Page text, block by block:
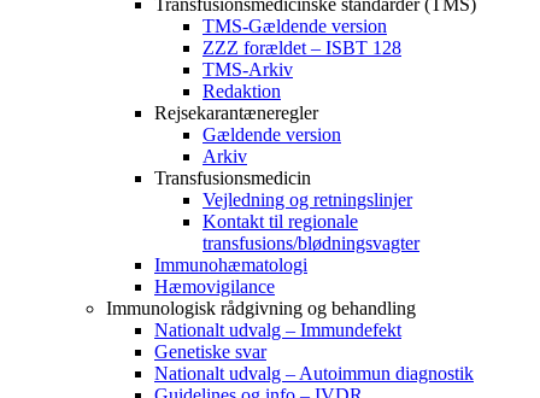
Transfusionsmedicinske standarder (TMS)
TMS-Gældende version
ZZZ forældet – ISBT 128
TMS-Arkiv
Redaktion
Rejsekarantæneregler
Gældende version
Arkiv
Transfusionsmedicin
Vejledning og retningslinjer
Kontakt til regionale
transfusions/blødningsvagter
Immunohæmatologi
Hæmovigilance
Immunologisk rådgivning og behandling
Nationalt udvalg – Immundefekt
Genetiske svar
Nationalt udvalg – Autoimmun diagnostik